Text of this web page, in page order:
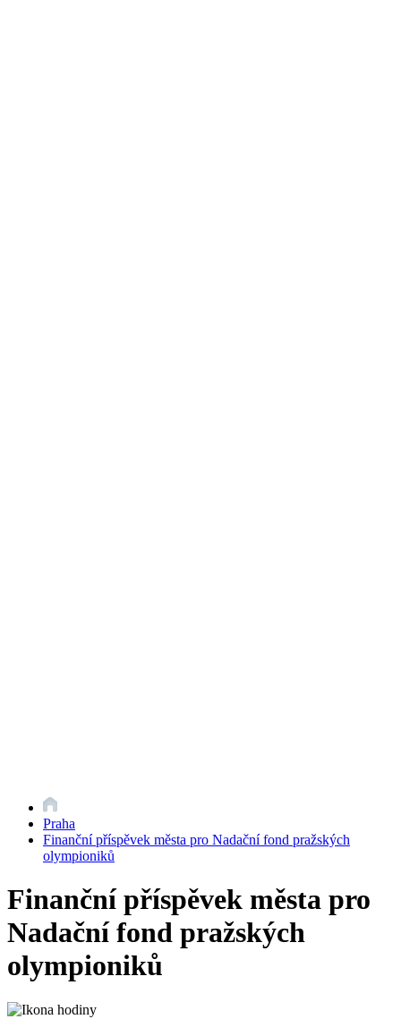
Praha
Finanční příspěvek města pro Nadační fond pražských
olympioniků
Finanční příspěvek města pro
Nadační fond pražských
olympioniků